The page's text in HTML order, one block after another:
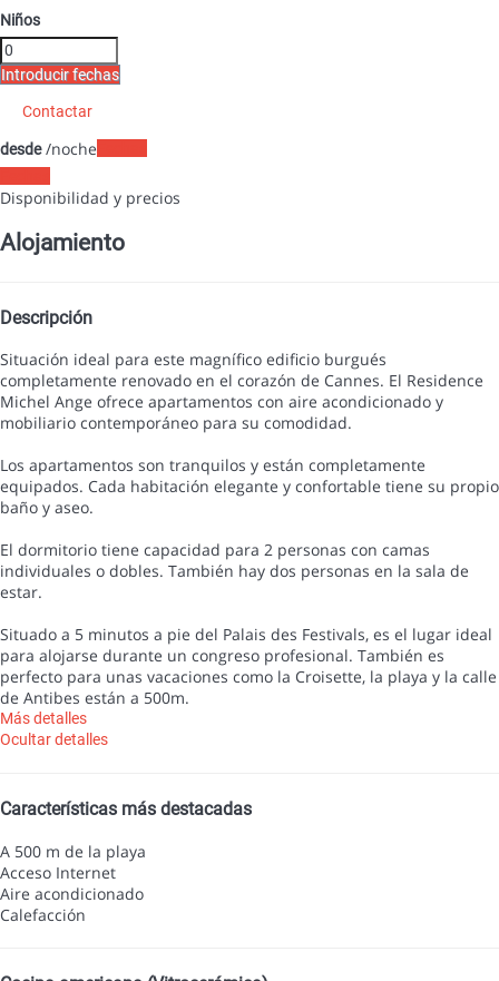
Niños
Introducir fechas
Contactar
desde /noche
Disponibilidad y precios
Alojamiento
Descripción
Situación ideal para este magnífico edificio burgués
completamente renovado en el corazón de Cannes. El Residence
Michel Ange ofrece apartamentos con aire acondicionado y
mobiliario contemporáneo para su comodidad.
Los apartamentos son tranquilos y están completamente
equipados. Cada habitación elegante y confortable tiene su propio
baño y aseo.
El dormitorio tiene capacidad para 2 personas con camas
individuales o dobles. También hay dos personas en la sala de
estar.
Situado a 5 minutos a pie del Palais des Festivals, es el lugar ideal
para alojarse durante un congreso profesional. También es
perfecto para unas vacaciones como la Croisette, la playa y la calle
de Antibes están a 500m.
Más detalles
Ocultar detalles
Características más destacadas
A 500 m de la playa
Acceso Internet
Aire acondicionado
Calefacción